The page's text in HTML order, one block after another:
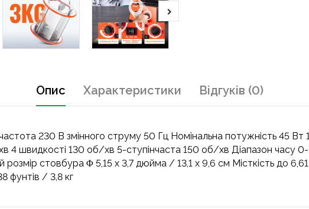
Опис Характеристики Відгуків (0)
230 В змінного струму 50 Гц Номінальна потужність 45
4 швидкості 130 об/хв 5-ступінчаста 150 об/хв Діапазон часу
стовбура Φ 5,15 x 3,7 дюйма / 13,1 x 9,6 см Місткість до
фунтів / 3,8 кг